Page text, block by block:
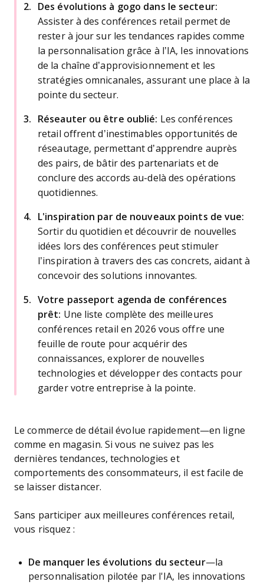
Des évolutions à gogo dans le secteur:
Assister à des conférences retail permet de
rester à jour sur les tendances rapides comme
la personnalisation grâce à l’IA, les innovations
de la chaîne d’approvisionnement et les
stratégies omnicanales, assurant une place à la
pointe du secteur.
Réseauter ou être oublié: Les conférences
retail offrent d’inestimables opportunités de
réseautage, permettant d’apprendre auprès
des pairs, de bâtir des partenariats et de
conclure des accords au-delà des opérations
quotidiennes.
L'inspiration par de nouveaux points de vue:
Sortir du quotidien et découvrir de nouvelles
idées lors des conférences peut stimuler
l’inspiration à travers des cas concrets, aidant à
concevoir des solutions innovantes.
Votre passeport agenda de conférences
prêt: Une liste complète des meilleures
conférences retail en 2026 vous offre une
feuille de route pour acquérir des
connaissances, explorer de nouvelles
technologies et développer des contacts pour
garder votre entreprise à la pointe.
Le commerce de détail évolue rapidement—en ligne
comme en magasin. Si vous ne suivez pas les
dernières tendances, technologies et
comportements des consommateurs, il est facile de
se laisser distancer.
Sans participer aux meilleures conférences retail,
vous risquez :
De manquer les évolutions du secteur—la
personnalisation pilotée par l'IA, les innovations